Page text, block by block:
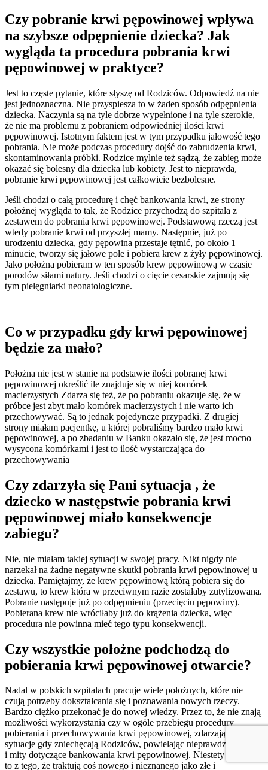
Czy pobranie krwi pępowinowej wpływa
na szybsze odpępnienie dziecka? Jak
wygląda ta procedura pobrania krwi
pępowinowej w praktyce?
Jest to częste pytanie, które słyszę od Rodziców. Odpowiedź na nie
jest jednoznaczna. Nie przyspiesza to w żaden sposób odpępnienia
dziecka. Naczynia są na tyle dobrze wypełnione i na tyle szerokie,
że nie ma problemu z pobraniem odpowiedniej ilości krwi
pępowinowej. Istotnym faktem jest w tym przypadku jałowość tego
pobrania. Nie może podczas procedury dojść do zabrudzenia krwi,
skontaminowania próbki. Rodzice mylnie też sądzą, że zabieg może
okazać się bolesny dla dziecka lub kobiety. Jest to nieprawda,
pobranie krwi pępowinowej jest całkowicie bezbolesne.
Jeśli chodzi o całą procedurę i chęć bankowania krwi, ze strony
położnej wygląda to tak, że Rodzice przychodzą do szpitala z
zestawem do pobrania krwi pępowinowej. Podstawową rzeczą jest
wtedy pobranie krwi od przyszłej mamy. Następnie, już po
urodzeniu dziecka, gdy pępowina przestaje tętnić, po około 1
minucie, tworzy się jałowe pole i pobiera krew z żyły pępowinowej.
Jako położna pobieram w ten sposób krew pępowinową w czasie
porodów siłami natury. Jeśli chodzi o cięcie cesarskie zajmują się
tym pielęgniarki neonatologiczne.
Co w przypadku gdy krwi pępowinowej
będzie za mało?
Położna nie jest w stanie na podstawie ilości pobranej krwi
pępowinowej określić ile znajduje się w niej komórek
macierzystych Zdarza się też, że po pobraniu okazuje się, że w
próbce jest zbyt mało komórek macierzystych i nie warto ich
przechowywać. Są to jednak pojedyncze przypadki. Z drugiej
strony miałam pacjentkę, u której pobraliśmy bardzo mało krwi
pępowinowej, a po zbadaniu w Banku okazało się, że jest mocno
wysycona komórkami i jest to ilość wystarczająca do
przechowywania
Czy zdarzyła się Pani sytuacja , że
dziecko w następstwie pobrania krwi
pępowinowej miało konsekwencje
zabiegu?
Nie, nie miałam takiej sytuacji w swojej pracy. Nikt nigdy nie
narzekał na żadne negatywne skutki pobrania krwi pępowinowej u
dziecka. Pamiętajmy, że krew pępowinową którą pobiera się do
zestawu, to krew która w przeciwnym razie zostałaby zutylizowana.
Pobranie następuje już po odpępnieniu (przecięciu pępowiny).
Pobierana krew nie wróciłaby już do krążenia dziecka, więc
procedura nie powinna mieć tego typu konsekwencji.
Czy wszystkie położne podchodzą do
pobierania krwi pępowinowej otwarcie?
Nadal w polskich szpitalach pracuje wiele położnych, które nie
czują potrzeby dokształcania się i poznawania nowych rzeczy.
Bardzo ciężko przekonać je do nowej wiedzy. Przez to, że nie znają
możliwości wykorzystania czy w ogóle przebiegu procedury
pobierania i przechowywania krwi pępowinowej, zdarzają się
sytuacje gdy zniechęcają Rodziców, powielając nieprawdziwe fakty
i mity dotyczące bankowania krwi pępowinowej. Niestety wynika
to z tego, że traktują coś nowego i nieznanego jako złe i